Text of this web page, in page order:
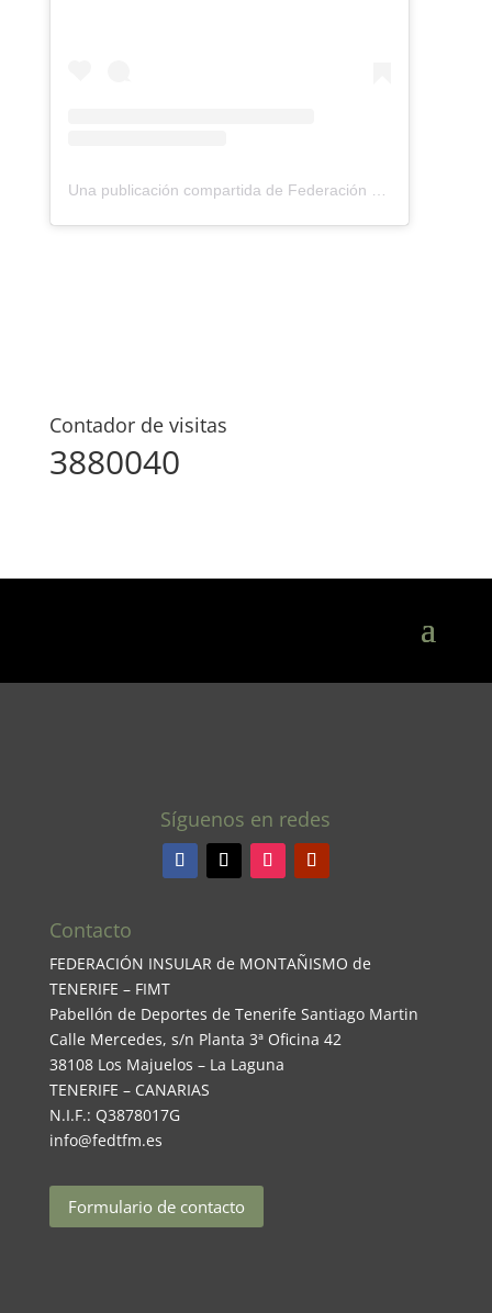
Una publicación compartida de Federación Montañismo Tenerife (@federacion_montanismo_tenerife)
Contador de visitas
3880040
Síguenos en redes
Contacto
FEDERACIÓN INSULAR de MONTAÑISMO de
TENERIFE – FIMT
Pabellón de Deportes de Tenerife Santiago Martin
Calle Mercedes, s/n Planta 3ª Oficina 42
38108 Los Majuelos – La Laguna
TENERIFE – CANARIAS
N.I.F.: Q3878017G
info@fedtfm.es
Formulario de contacto